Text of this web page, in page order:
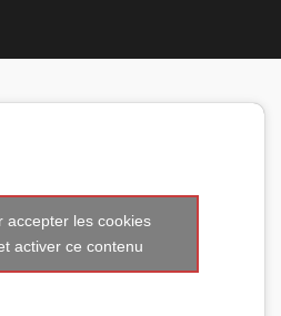
accepter les cookies
activer ce contenu